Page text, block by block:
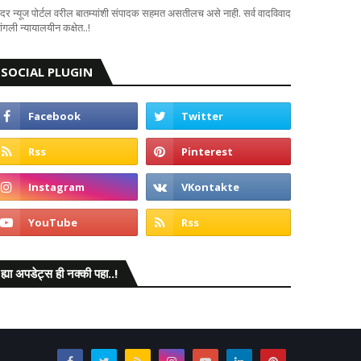
न्यूज पोर्टल वरील बातम्यांशी संपादक सहमत असतीलच असे नाही. सर्व वादविवाद
न्यायालयीन कक्षेत..!
SOCIAL PLUGIN
ह्या अपडेट्स ही नक्की पहा..!